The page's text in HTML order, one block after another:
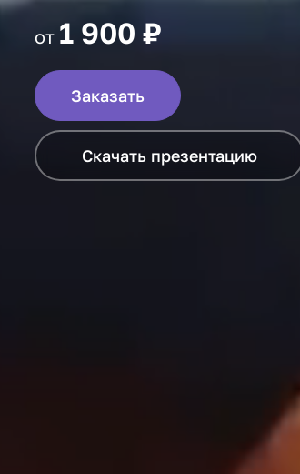
от 1 900 ₽
Заказать
Скачать презентацию